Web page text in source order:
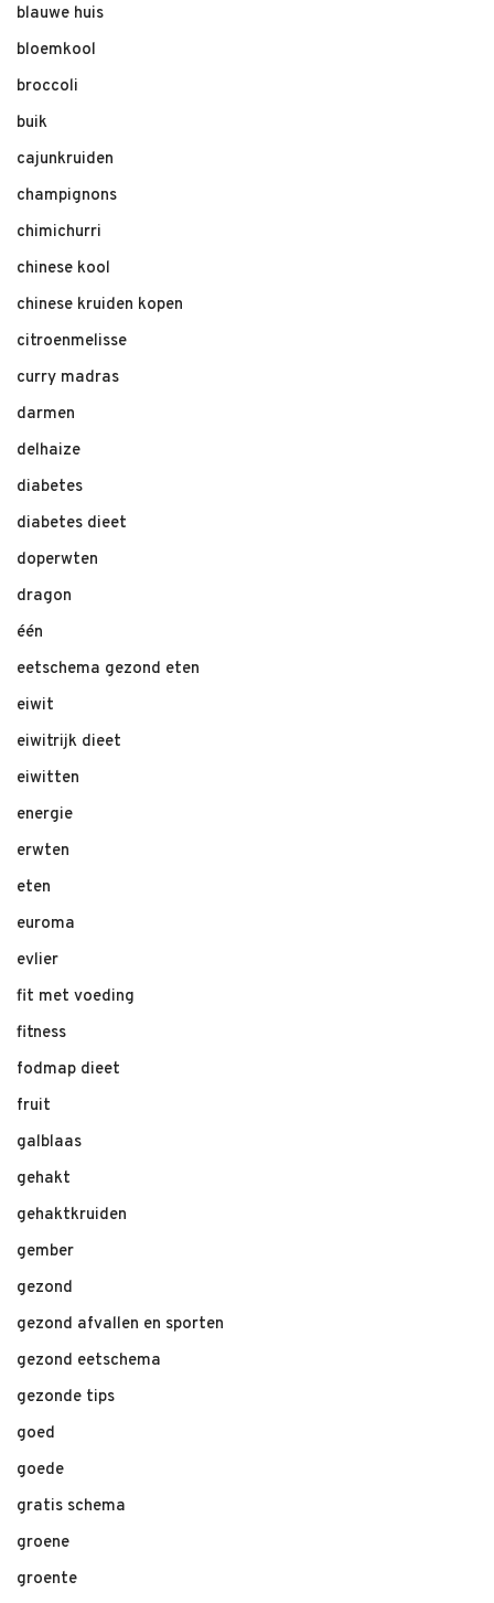
blauwe huis
bloemkool
broccoli
buik
cajunkruiden
champignons
chimichurri
chinese kool
chinese kruiden kopen
citroenmelisse
curry madras
darmen
delhaize
diabetes
diabetes dieet
doperwten
dragon
één
eetschema gezond eten
eiwit
eiwitrijk dieet
eiwitten
energie
erwten
eten
euroma
evlier
fit met voeding
fitness
fodmap dieet
fruit
galblaas
gehakt
gehaktkruiden
gember
gezond
gezond afvallen en sporten
gezond eetschema
gezonde tips
goed
goede
gratis schema
groene
groente